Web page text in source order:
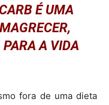
É UMA
PARA A VIDA
fora de uma dieta